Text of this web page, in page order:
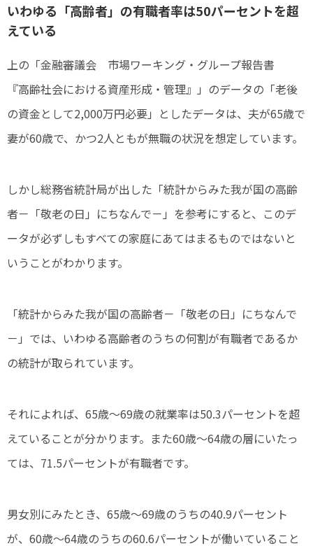
いわゆる「高齢者」の有職者率は50パーセントを超
えている
上の「金融審議会 市場ワーキング・グループ報告書
『高齢社会における資産形成・管理』」のデータの「老後
の資金として2,000万円必要」としたデータは、夫が65歳で
妻が60歳で、かつ2人ともが無職の状況を想定しています。
しかし総務省統計局が出した「統計からみた我が国の高齢
者－「敬老の日」にちなんで－」を参考にすると、このデ
ータが必ずしもすべての家庭にあてはまるものではないと
いうことがわかります。
「統計からみた我が国の高齢者－「敬老の日」にちなんで
－」では、いわゆる高齢者のうちの何割が有職者であるか
の統計が取られています。
それによれば、65歳～69歳の就業率は50.3パーセントを超
えていることが分かります。また60歳～64歳の層にいたっ
ては、71.5パーセントが有職者です。
男女別にみたとき、65歳～69歳のうちの40.9パーセント
が、60歳～64歳のうちの60.6パーセントが働いていること